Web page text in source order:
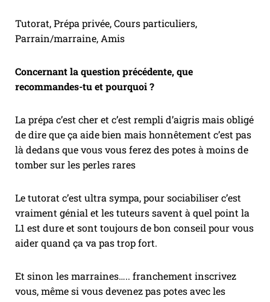
Tutorat, Prépa privée, Cours particuliers,
Parrain/marraine, Amis
Concernant la question précédente, que
recommandes-tu et pourquoi ?
La prépa c’est cher et c’est rempli d’aigris mais obligé
de dire que ça aide bien mais honnêtement c’est pas
là dedans que vous vous ferez des potes à moins de
tomber sur les perles rares
Le tutorat c’est ultra sympa, pour sociabiliser c’est
vraiment génial et les tuteurs savent à quel point la
L1 est dure et sont toujours de bon conseil pour vous
aider quand ça va pas trop fort.
Et sinon les marraines….. franchement inscrivez
vous, même si vous devenez pas potes avec les